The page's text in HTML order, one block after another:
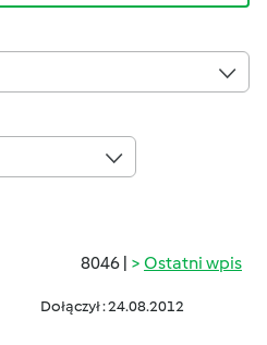
8046 | Ostatni wpis
Dołączył : 24.08.2012